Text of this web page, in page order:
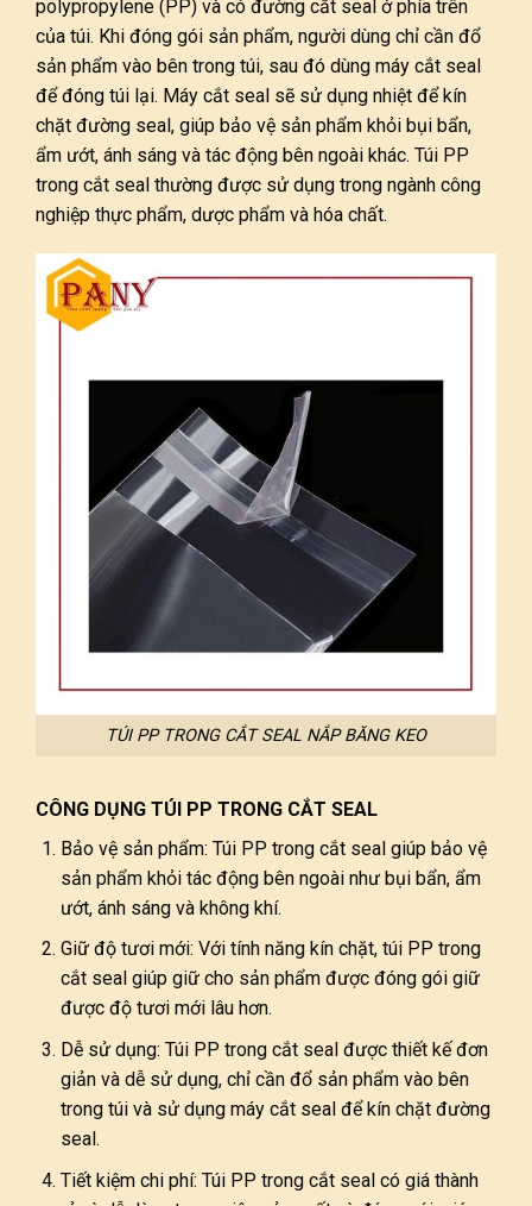
polypropylene (PP) và có đường cắt seal ở phía trên
của túi. Khi đóng gói sản phẩm, người dùng chỉ cần đổ
sản phẩm vào bên trong túi, sau đó dùng máy cắt seal
để đóng túi lại. Máy cắt seal sẽ sử dụng nhiệt để kín
chặt đường seal, giúp bảo vệ sản phẩm khỏi bụi bẩn,
ẩm ướt, ánh sáng và tác động bên ngoài khác. Túi PP
trong cắt seal thường được sử dụng trong ngành công
nghiệp thực phẩm, dược phẩm và hóa chất.
TÚI PP TRONG CẮT SEAL NẮP BĂNG KEO
CÔNG DỤNG TÚI PP TRONG CẮT SEAL
Bảo vệ sản phẩm: Túi PP trong cắt seal giúp bảo vệ
sản phẩm khỏi tác động bên ngoài như bụi bẩn, ẩm
ướt, ánh sáng và không khí.
Giữ độ tươi mới: Với tính năng kín chặt, túi PP trong
cắt seal giúp giữ cho sản phẩm được đóng gói giữ
được độ tươi mới lâu hơn.
Dễ sử dụng: Túi PP trong cắt seal được thiết kế đơn
giản và dễ sử dụng, chỉ cần đổ sản phẩm vào bên
trong túi và sử dụng máy cắt seal để kín chặt đường
seal.
Tiết kiệm chi phí: Túi PP trong cắt seal có giá thành